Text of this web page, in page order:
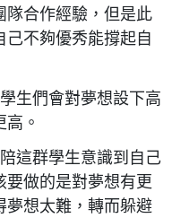
隊合作經驗，但是此
不夠優秀能撐起自
生們會對夢想設下高
。
這群學生意識到自己
要做的是對夢想有更
夢想太難，轉而躲避